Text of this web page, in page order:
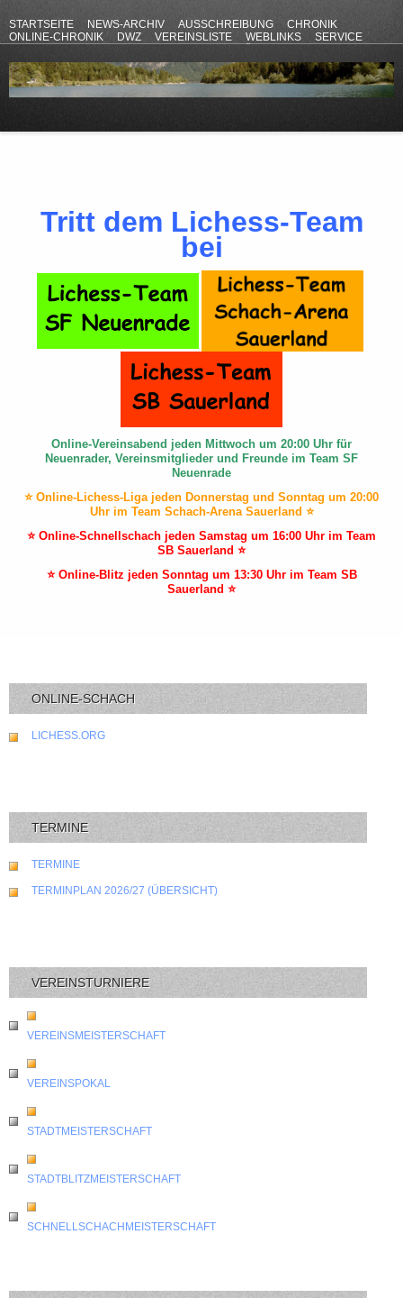
STARTSEITE NEWS-ARCHIV AUSSCHREIBUNG
CHRONIK
ONLINE-CHRONIK
DWZ VEREINSLISTE WEBLINKS
SERVICE
Tritt dem Lichess-Team
bei
Online-Vereinsabend jeden Mittwoch um 20:00 Uhr für
Neuenrader, Vereinsmitglieder und Freunde im Team SF
Neuenrade
⭐ Online-Lichess-Liga jeden Donnerstag und Sonntag um 20:00
Uhr im Team Schach-Arena Sauerland ⭐
⭐ Online-Schnellschach jeden Samstag um 16:00 Uhr im Team
SB Sauerland ⭐
⭐ Online-Blitz jeden Sonntag um 13:30 Uhr im Team SB
Sauerland ⭐
ONLINE-SCHACH
LICHESS.ORG
TERMINE
TERMINE
TERMINPLAN 2026/27 (ÜBERSICHT)
VEREINSTURNIERE
VEREINSMEISTERSCHAFT
VEREINSPOKAL
STADTMEISTERSCHAFT
STADTBLITZMEISTERSCHAFT
SCHNELLSCHACHMEISTERSCHAFT